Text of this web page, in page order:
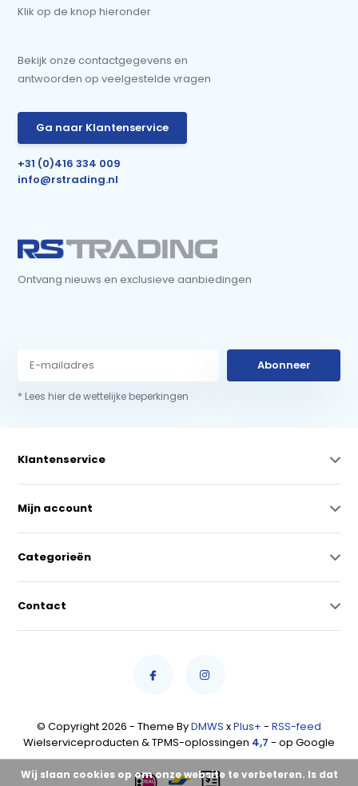
Klik op de knop hieronder
Bekijk onze contactgegevens en
antwoorden op veelgestelde vragen
Ga naar Klantenservice
+31 (0)416 334 009
info@rstrading.nl
Ontvang nieuws en exclusieve aanbiedingen
Abonneer
* Lees hier de wettelijke beperkingen
Klantenservice
Mijn account
Categorieën
Contact
© Copyright 2026 - Theme ByDMWS xPlus+ - RSS-feed
Wielserviceproducten & TPMS-oplossingen 4,7 - op Google
Wij slaan cookies op om onze website te verbeteren. Is dat